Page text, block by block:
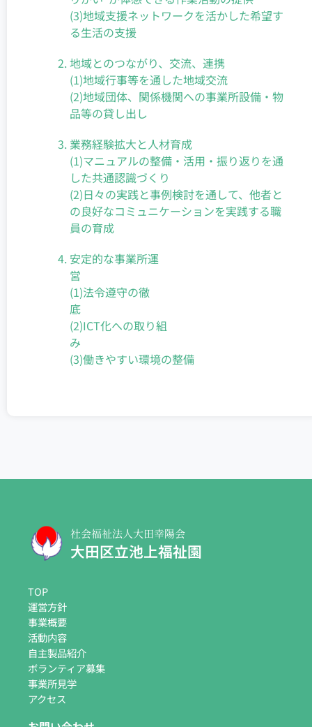
(3)地域支援ネットワークを活かした希望す
る生活の支援
地域とのつながり、交流、連携
(1)地域行事等を通した地域交流
(2)地域団体、関係機関への事業所設備・物
品等の貸し出し
業務経験拡大と人材育成
(1)マニュアルの整備・活用・振り返りを通
した共通認識づくり
(2)日々の実践と事例検討を通して、他者と
の良好なコミュニケーションを実践する職
員の育成
安定的な事業所運
(1)法令遵守の徹
(2)ICT化への取り組
(3)働きやすい環境の整備
社会福祉法人大田幸陽会
大田区立池上福祉園
TOP
運営方針
事業概要
活動内容
自主製品紹介
ボランティア募集
事業所見学
アクセス